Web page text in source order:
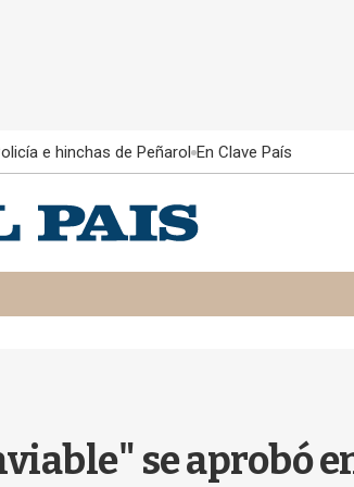
e hinchas de Peñarol En Clave País
se aprobó